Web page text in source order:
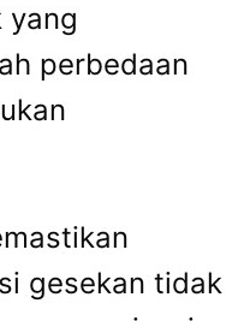
yang
perbedaan
gesekan tidak